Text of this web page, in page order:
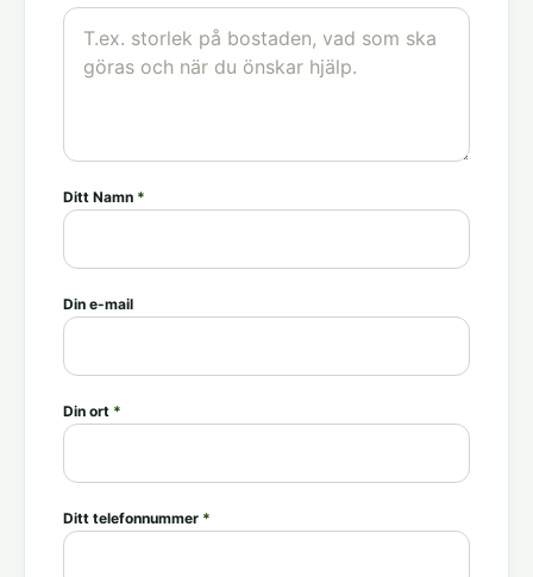
Ditt Namn *
Din e-mail
Din ort *
Ditt telefonnummer *